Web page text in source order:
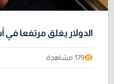
الدولار يغلق مرتفعا في
179 مشاهدة